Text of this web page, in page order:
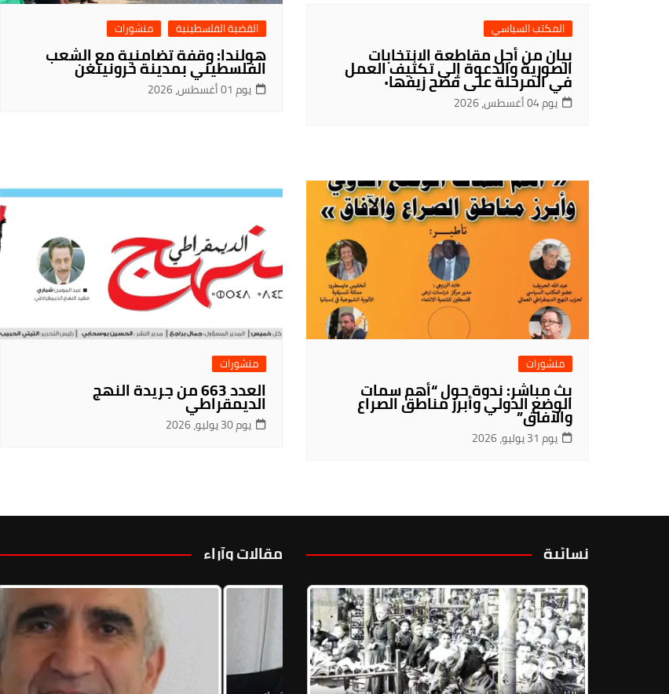
المكتب السياسي
بيان من أجل مقاطعة الانتخابات
الصورية والدعوة إلى تكثيف العمل
في المرحلة على فضح زيفها٠
يوم 04 أغسطس، 2026
القضية الفلسطينية منشورات
هولندا: وقفة تضامنية مع الشعب
الفلسطيني بمدينة خرونينغن
يوم 01 أغسطس، 2026
منشورات
بث مباشر: ندوة حول “أهم سمات
الوضع الدولي وأبرز مناطق الصراع
والآفاق”
يوم 31 يوليو، 2026
منشورات
العدد 663 من جريدة النهجالديمقراطي
يوم 30 يوليو، 2026
نسائية مقالات وآراء